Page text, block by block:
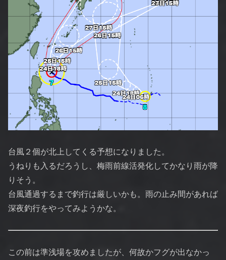
台風２個が北上してくる予想になりました。
うねりも入るだろうし、梅雨前線活発化してかなり雨が降
りそう。
台風通過するまで釣行は厳しいかも。雨の止み間があれば
深夜釣行をやってみようかな。
この前は準浅場を攻めましたが、何故かフグが出なかっ